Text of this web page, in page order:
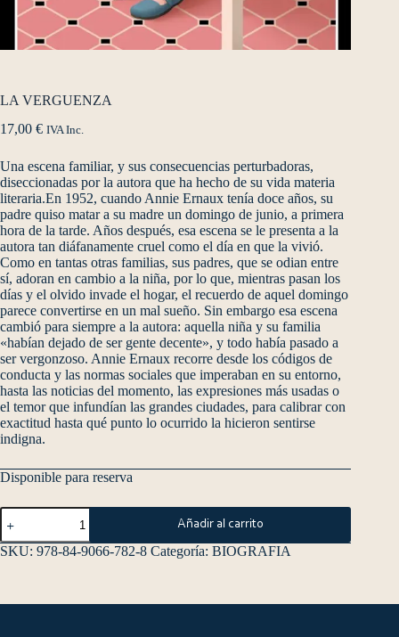
LA VERGUENZA
17,00 € IVA Inc.
Una escena familiar, y sus consecuencias perturbadoras,
diseccionadas por la autora que ha hecho de su vida materia
literaria.En 1952, cuando Annie Ernaux tenía doce años, su
padre quiso matar a su madre un domingo de junio, a primera
hora de la tarde. Años después, esa escena se le presenta a la
autora tan diáfanamente cruel como el día en que la vivió.
Como en tantas otras familias, sus padres, que se odian entre
sí, adoran en cambio a la niña, por lo que, mientras pasan los
días y el olvido invade el hogar, el recuerdo de aquel domingo
parece convertirse en un mal sueño. Sin embargo esa escena
cambió para siempre a la autora: aquella niña y su familia
«habían dejado de ser gente decente», y todo había pasado a
ser vergonzoso. Annie Ernaux recorre desde los códigos de
conducta y las normas sociales que imperaban en su entorno,
hasta las noticias del momento, las expresiones más usadas o
el temor que infundían las grandes ciudades, para calibrar con
exactitud hasta qué punto lo ocurrido la hicieron sentirse
indigna.
Disponible para reserva
Añadir al carrito
SKU: 978-84-9066-782-8 Categoría: BIOGRAFIA